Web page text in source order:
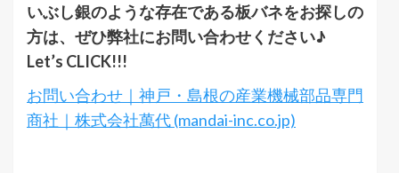
いぶし銀のような存在である板バネをお探しの
方は、ぜひ弊社にお問い合わせください♪
Let’s CLICK!!!
お問い合わせ｜神戸・島根の産業機械部品専門
商社｜株式会社萬代 (mandai-inc.co.jp)